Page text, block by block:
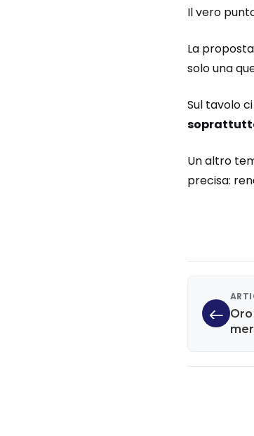
Il vero
La
solo una
Sul tavolo
Un altro
precisa: